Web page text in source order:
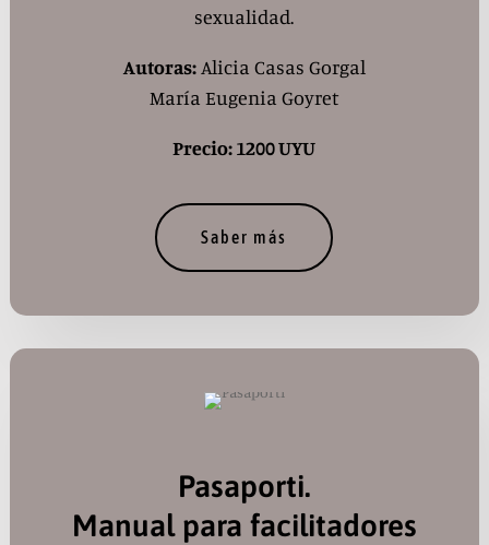
sexualidad.
Autoras:Alicia Casas Gorgal
María Eugenia Goyret
Precio: 1200 UYU
Saber más
Pasaporti.
Manual para facilitadores